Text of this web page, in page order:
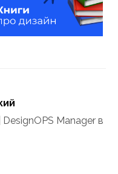
Manager в